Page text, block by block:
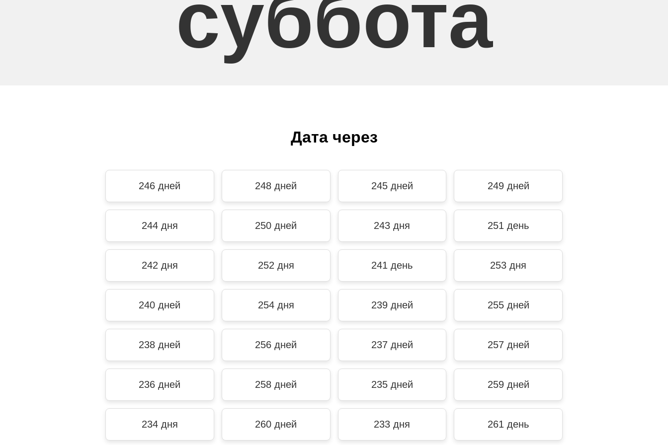
суббота
Дата через
246 дней 248 дней 245 дней 249 дней
244 дня 250 дней 243 дня 251 день
242 дня 252 дня 241 день 253 дня
240 дней 254 дня 239 дней 255 дней
238 дней 256 дней 237 дней 257 дней
236 дней 258 дней 235 дней 259 дней
234 дня 260 дней 233 дня 261 день